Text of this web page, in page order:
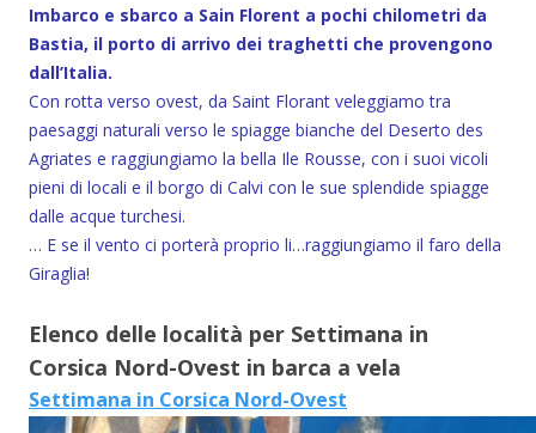
Imbarco e sbarco a Sain Florent a pochi chilometri da
Bastia, il porto di arrivo dei traghetti che provengono
dall’Italia.
Con rotta verso ovest, da Saint Florant veleggiamo tra
paesaggi naturali verso le spiagge bianche del Deserto des
Agriates e raggiungiamo la bella Ile Rousse, con i suoi vicoli
pieni di locali e il borgo di Calvi con le sue splendide spiagge
dalle acque turchesi.
… E se il vento ci porterà proprio li…raggiungiamo il faro della
Giraglia!
Elenco delle località per Settimana in
Corsica Nord-Ovest in barca a vela
Settimana in Corsica Nord-Ovest